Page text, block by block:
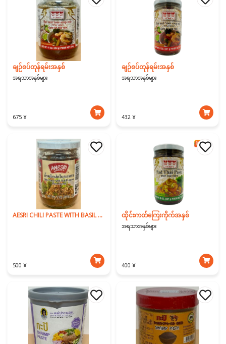
ချဉ်စပ်တုန်ရမ်းအနှစ်
အရသာအနှစ်များ
675 ¥
ချဉ်စပ်တုန်ရမ်းအနှစ်
အရသာအနှစ်များ
432 ¥
AESRI CHILI PASTE WITH BASIL LEAVES ( PAD KAPAO)
500 ¥
ထိုင်းကတ်ကြေးကိုက်အနှစ်
အရသာအနှစ်များ
400 ¥